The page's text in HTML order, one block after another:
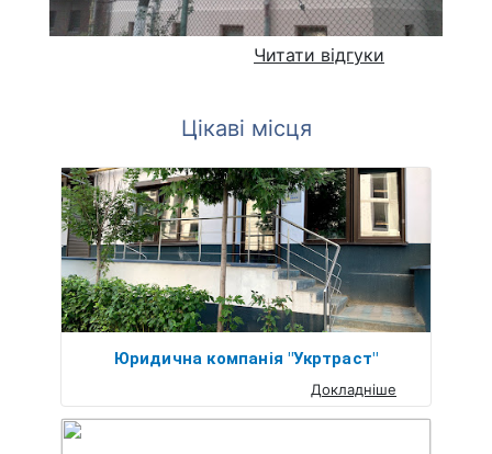
Читати відгуки
Цікаві місця
Юридична компанія "Укртраст"
Докладніше